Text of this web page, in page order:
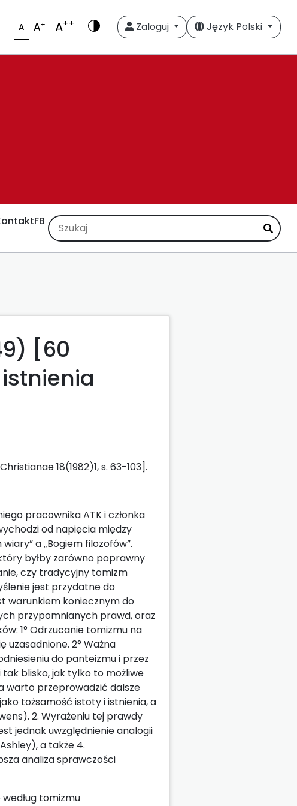
A A+ A++ Zaloguj Język Polski
FB
[60
18(1982)1, s. 63-103].
pracownika ATK i członka
od napięcia między
a „Bogiem filozofów”.
byłby zarówno poprawny
czy tradycyjny tomizm
jest przydatne do
warunkiem koniecznym do
przypomnianych prawd, oraz
1° Odrzucanie tomizmu na
uzasadnione. 2° Ważna
do panteizmu i przez
blisko, jak tylko to możliwe
warto przeprowadzić dalsze
tożsamość istoty i istnienia, a
2. Wyrażeniu tej prawdy
jednak uwzględnienie analogii
a także 4.
analiza sprawczości
tomizmu